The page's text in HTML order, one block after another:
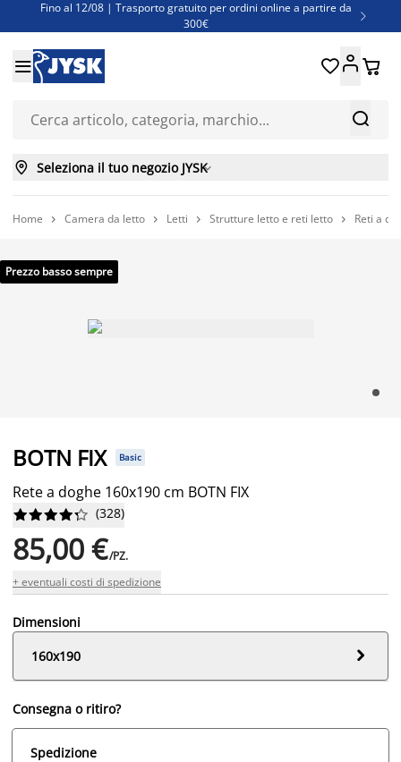
Fino al 12/08 | Trasporto gratuito per ordini online a partire da
300€

Super offerte d'estate | Oltre 1.500 articoli fino al 70%
Finanziamenti - Scegli il piano di rimborso più adatto a te


 
 Seleziona il tuo negozio JYSK
Home  Camera da letto  Letti  Strutture letto e reti letto  Reti a
Prezzo basso sempre
BOTN FIX Basic
Rete a doghe 160x190 cm BOTN FIX





 (328)
85,00 €/PZ.
+ eventuali costi di spedizione
Dimensioni
160x190

Consegna o ritiro?
Spedizione